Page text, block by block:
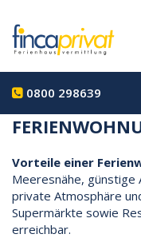
0800 298639
Vorteile einer
Meeresnähe,
private Atmosphäre
Supermärkte sowie
erreichbar.